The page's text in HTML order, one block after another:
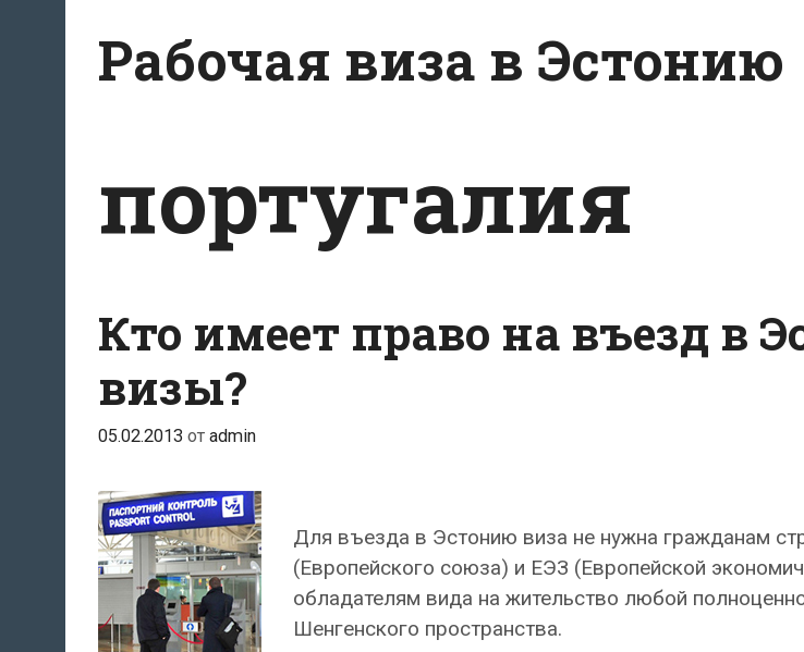
содержимому
Рабочая виза в Эстонию
португалия
Кто имеет право на въезд в
визы?
05.02.2013 от admin
Для въезда в Эстонию виза не нужна гражданам
(Европейского союза) и ЕЭЗ (Европейской
обладателям вида на жительство любой
Шенгенского пространства.